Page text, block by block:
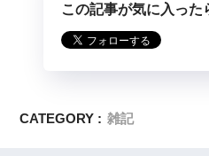
この記事が気に入った
CATEGORY : 雑記